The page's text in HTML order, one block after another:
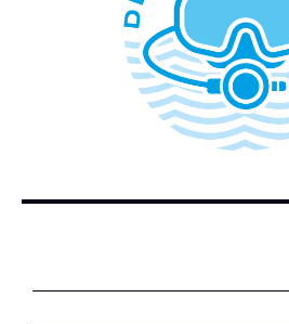
WER STECKT HINTER DEM
BUCH BESTELLEN